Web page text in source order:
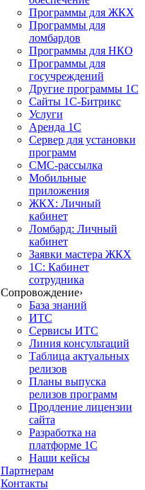
Программы для ЖКХ
Программы для
ломбардов
Программы для НКО
Программы для
госучреждений
Другие программы 1С
Сайты 1С-Битрикс
Услуги
Аренда 1С
Сервер для установки
программ
СМС-рассылка
Мобильные
приложения
ЖКХ: Личный
кабинет
Ломбард: Личный
кабинет
Заявки мастера ЖКХ
1С: Кабинет
сотрудника
Сопровождение›
База знаний
ИТС
Сервисы ИТС
Линия консультаций
Таблица актуальных
релизов
Планы выпуска
релизов программ
Продление лицензии
сайта
Разработка на
платформе 1С
Наши кейсы
Партнерам
Контакты